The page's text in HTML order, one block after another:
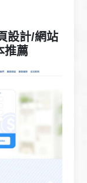
設計/網站
推薦